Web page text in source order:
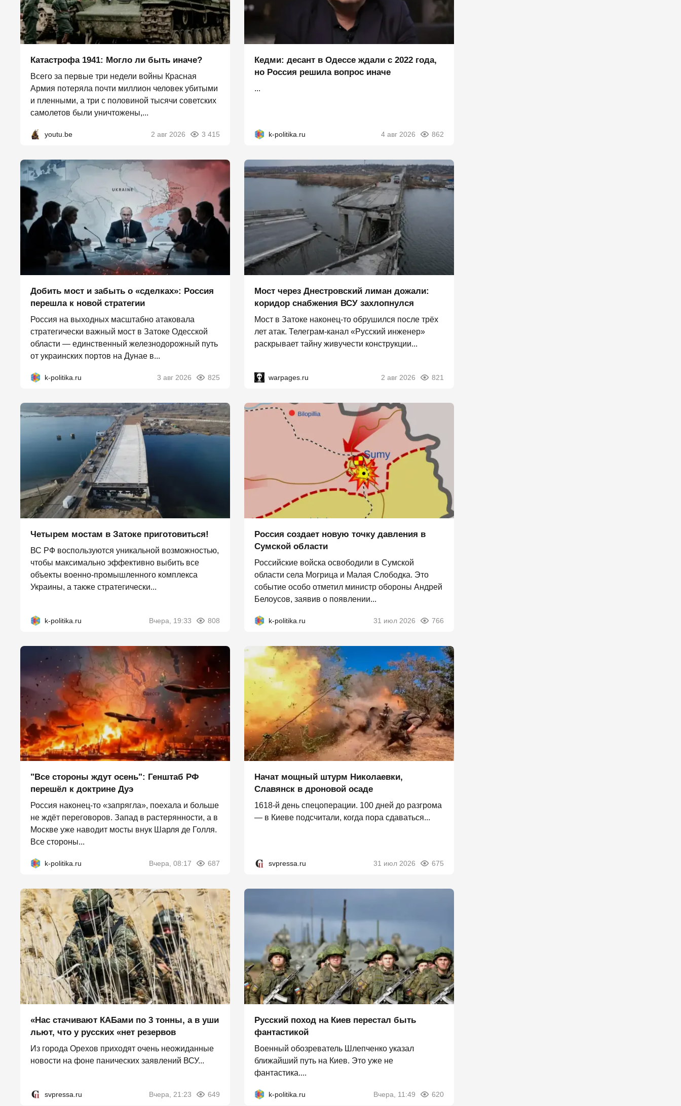
Катастрофа 1941: Могло ли быть иначе?
Всего за первые три недели войны Красная
Армия потеряла почти миллион человек убитыми
и пленными, а три с половиной тысячи советских
самолетов были уничтожены,...
youtu.be 2 авг 2026 3 415
Кедми: десант в Одессе ждали с 2022 года,
но Россия решила вопрос иначе
...
k-politika.ru 4 авг 2026 862
Добить мост и забыть о «сделках»: Россия
перешла к новой стратегии
Россия на выходных масштабно атаковала
стратегически важный мост в Затоке Одесской
области — единственный железнодорожный путь
от украинских портов на Дунае в...
k-politika.ru 3 авг 2026 825
Мост через Днестровский лиман дожали:
коридор снабжения ВСУ захлопнулся
Мост в Затоке наконец-то обрушился после трёх
лет атак. Телеграм-канал «Русский инженер»
раскрывает тайну живучести конструкции...
warpages.ru 2 авг 2026 821
Четырем мостам в Затоке приготовиться!
ВС РФ воспользуются уникальной возможностью,
чтобы максимально эффективно выбить все
объекты военно-промышленного комплекса
Украины, а также стратегически...
k-politika.ru Вчера, 19:33 808
Россия создает новую точку давления в
Сумской области
Российские войска освободили в Сумской
области села Могрица и Малая Слободка. Это
событие особо отметил министр обороны Андрей
Белоусов, заявив о появлении...
k-politika.ru 31 июл 2026 766
"Все стороны ждут осень": Генштаб РФ
перешёл к доктрине Дуэ
Россия наконец-то «запрягла», поехала и больше
не ждёт переговоров. Запад в растерянности, а в
Москве уже наводит мосты внук Шарля де Голля.
Все стороны...
k-politika.ru Вчера, 08:17 687
Начат мощный штурм Николаевки,
Славянск в дроновой осаде
1618-й день спецоперации. 100 дней до разгрома
— в Киеве подсчитали, когда пора сдаваться...
svpressa.ru 31 июл 2026 675
«Нас стачивают КАБами по 3 тонны, а в уши
льют, что у русских «нет резервов
Из города Орехов приходят очень неожиданные
новости на фоне панических заявлений ВСУ...
svpressa.ru Вчера, 21:23 649
Русский поход на Киев перестал быть
фантастикой
Военный обозреватель Шлепченко указал
ближайший путь на Киев. Это уже не
фантастика....
k-politika.ru Вчера, 11:49 620